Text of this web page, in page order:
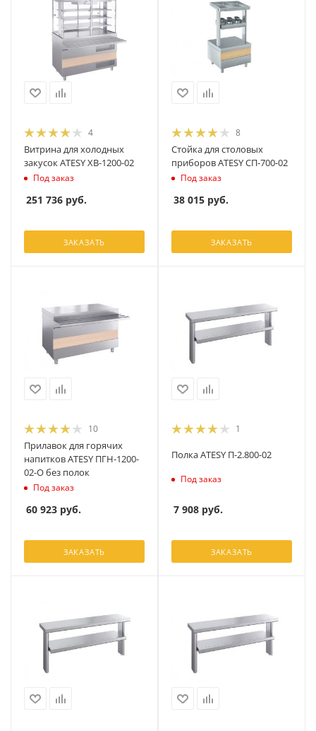
4
Витрина для холодных
закусок ATESY ХВ-1200-02
Под заказ
251 736 руб.
ЗАКАЗАТЬ
8
Стойка для столовых
приборов ATESY СП-700-02
Под заказ
38 015 руб.
ЗАКАЗАТЬ
10
Прилавок для горячих
напитков ATESY ПГН-1200-
02-О без полок
Под заказ
60 923 руб.
ЗАКАЗАТЬ
1
Полка ATESY П-2.800-02
Под заказ
7 908 руб.
ЗАКАЗАТЬ